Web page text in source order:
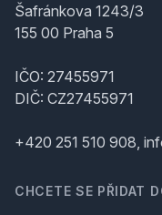
Šafránkova 1243/3
155 00 Praha 5
IČO: 27455971
DIČ: CZ27455971
+420 251 510 908,
CHCETE SE PŘIDAT